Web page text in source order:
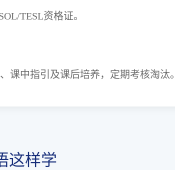
TESOL/TESL资格证。
课中指引及课后培养，定期考核淘汰。
这样学